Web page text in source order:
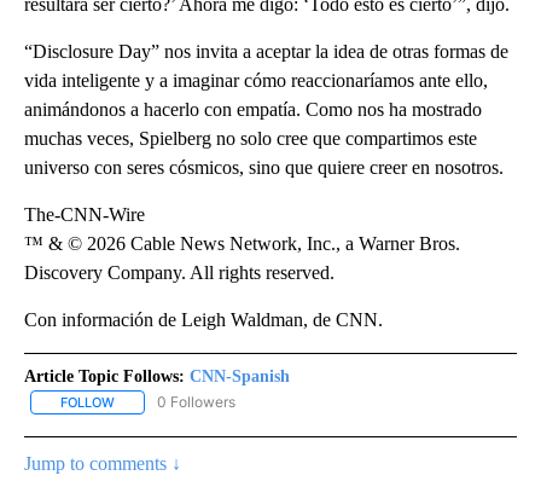
resultara ser cierto?’ Ahora me digo: ‘Todo esto es cierto’”, dijo.
“Disclosure Day” nos invita a aceptar la idea de otras formas de
vida inteligente y a imaginar cómo reaccionaríamos ante ello,
animándonos a hacerlo con empatía. Como nos ha mostrado
muchas veces, Spielberg no solo cree que compartimos este
universo con seres cósmicos, sino que quiere creer en nosotros.
The-CNN-Wire
™ & © 2026 Cable News Network, Inc., a Warner Bros.
Discovery Company. All rights reserved.
Con información de Leigh Waldman, de CNN.
Article Topic Follows: CNN-Spanish
FOLLOW FOLLOW "CNN-SPANISH" TO RECEIVE NOTIFICATIONS ABOUT
0 Followers
Jump to comments ↓